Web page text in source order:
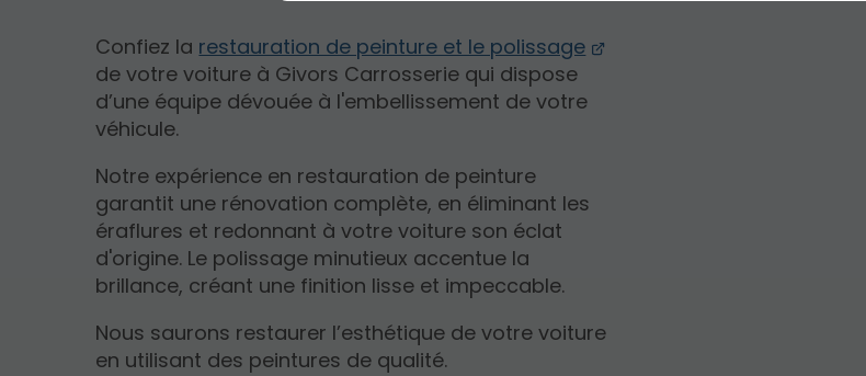
Confiez la restauration de peinture et le polissage
de votre voiture à Givors Carrosserie qui dispose
d’une équipe dévouée à l'embellissement de votre
véhicule.
Notre expérience en restauration de peinture
garantit une rénovation complète, en éliminant les
éraflures et redonnant à votre voiture son éclat
d'origine. Le polissage minutieux accentue la
brillance, créant une finition lisse et impeccable.
Nous saurons restaurer l’esthétique de votre voiture
en utilisant des peintures de qualité.